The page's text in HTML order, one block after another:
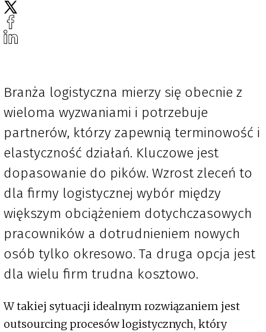
Branża logistyczna mierzy się obecnie z
wieloma wyzwaniami i potrzebuje
partnerów, którzy zapewnią terminowość i
elastyczność działań. Kluczowe jest
dopasowanie do pików. Wzrost zleceń to
dla firmy logistycznej wybór między
większym obciążeniem dotychczasowych
pracowników a dotrudnieniem nowych
osób tylko okresowo. Ta druga opcja jest
dla wielu firm trudna kosztowo.
W takiej sytuacji idealnym rozwiązaniem jest
outsourcing procesów logistycznych, który